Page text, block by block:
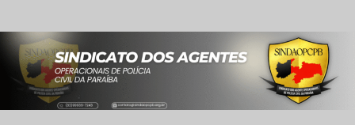
para
conteúdo